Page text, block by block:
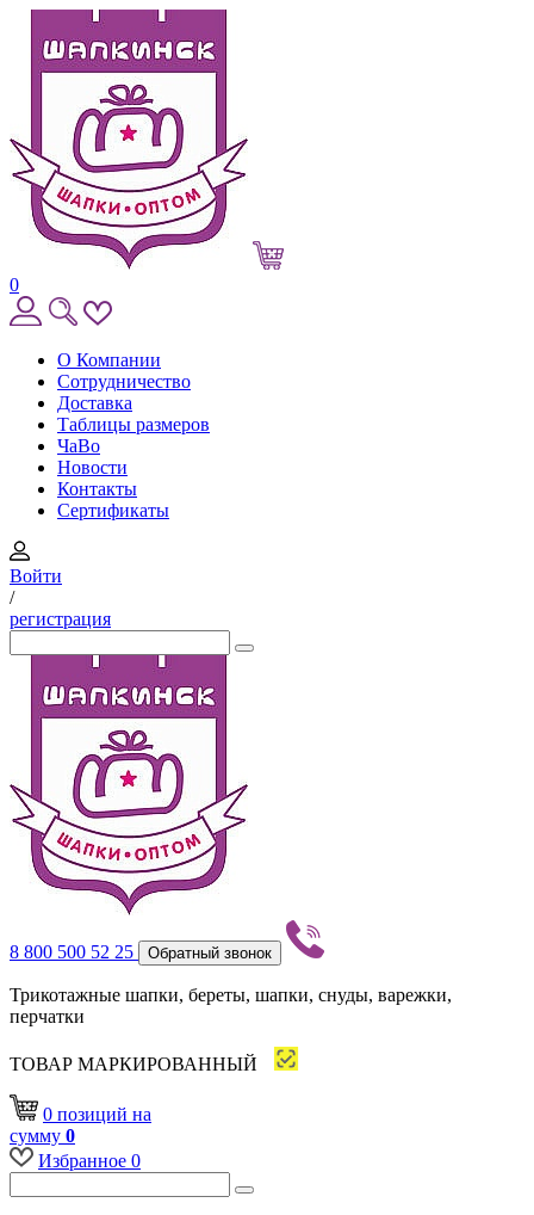
0
О Компании
Сотрудничество
Доставка
Таблицы размеров
ЧаВо
Новости
Контакты
Сертификаты
Войти
/
регистрация
8 800 500 52 25 Обратный звонок
Трикотажные шапки, береты, шапки, снуды, варежки,
перчатки
ТОВАР МАРКИРОВАННЫЙ
0 позиций на
сумму 0
Избранное 0